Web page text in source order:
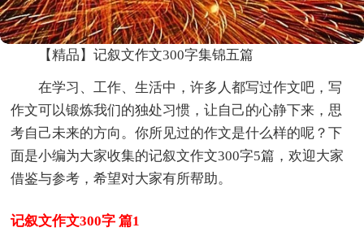
【精品】记叙文作文300字集锦五篇
在学习、工作、生活中，许多人都写过作文吧，写
作文可以锻炼我们的独处习惯，让自己的心静下来，思
考自己未来的方向。你所见过的作文是什么样的呢？下
面是小编为大家收集的记叙文作文300字5篇，欢迎大家
借鉴与参考，希望对大家有所帮助。
记叙文作文300字 篇1